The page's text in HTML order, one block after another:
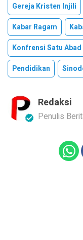
Gereja Kristen Injili
Kabar Ragam
Konfrensi Satu Abad
Pendidikan
Redaksi
Penulis